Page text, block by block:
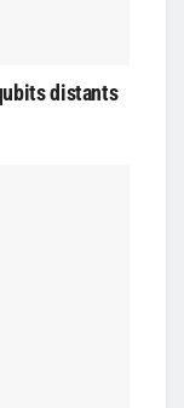
distants